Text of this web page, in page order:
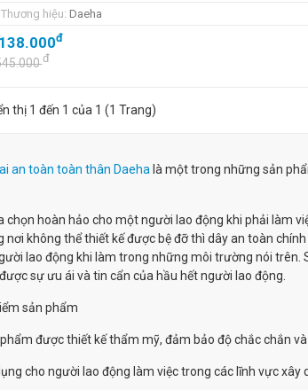
Dây đai an toàn
toàn thân và dây
Thương hiệu: Daeha
đ
đ
thị 1 đến 1 của 1 (1 Trang)
an toàn toàn thân Daeha là một trong những sản
chọn hoàn hảo cho một người lao động khi phải làm
nơi không thể thiết kế được bệ đỡ thì dây an toàn
lao động khi làm trong những môi trường nói trên.
sự ưu ái và tin cẩn của hầu hết người lao động.
sản phẩm
được thiết kế thẩm mỹ, đảm bảo độ chắc chắn và
cho người lao động làm việc trong các lĩnh vực xây